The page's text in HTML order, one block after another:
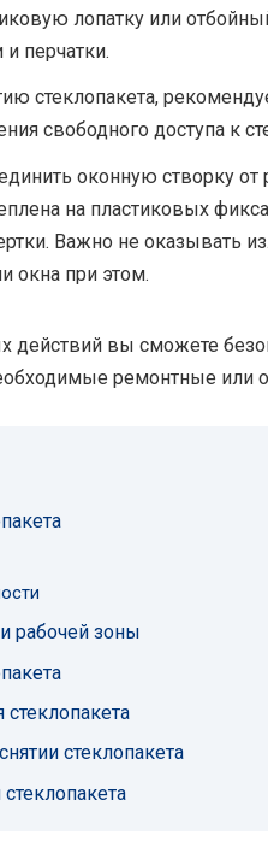
лопатку или
перчатки.
стеклопакета,
свободного доступа к
оконную створку
на пластиковых
Важно не оказывать
окна при этом.
вы сможете
ремонтные
рабочей зоны
стеклопакета